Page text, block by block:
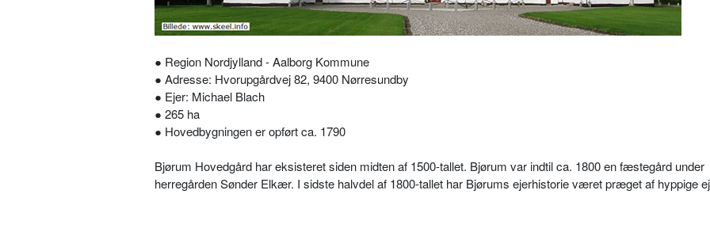
● Region Nordjylland - Aalborg Kommune
● Adresse: Hvorupgårdvej 82, 9400 Nørresundby
● Ejer: Michael Blach
● 265 ha
● Hovedbygningen er opført ca. 1790
Bjørum Hovedgård har eksisteret siden midten af 1500-tallet. Bjørum var indtil ca. 1800 en fæstegård under
herregården Sønder Elkær. I sidste halvdel af 1800-tallet har Bjørums ejerhistorie været præget af hyppige